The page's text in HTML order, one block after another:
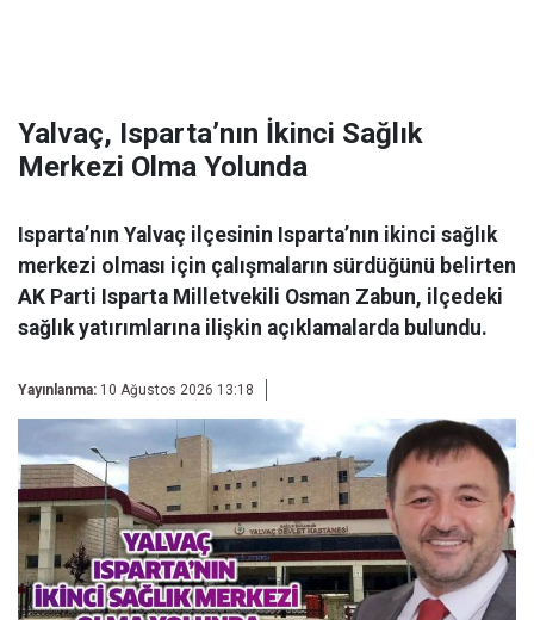
Yalvaç, Isparta’nın İkinci Sağlık
Merkezi Olma Yolunda
Isparta’nın Yalvaç ilçesinin Isparta’nın ikinci sağlık
merkezi olması için çalışmaların sürdüğünü belirten
AK Parti Isparta Milletvekili Osman Zabun, ilçedeki
sağlık yatırımlarına ilişkin açıklamalarda bulundu.
Yayınlanma: 10 Ağustos 2026 13:18